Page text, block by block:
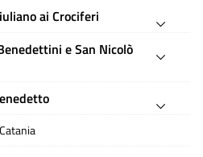
ai Crociferi
e San Nicolò